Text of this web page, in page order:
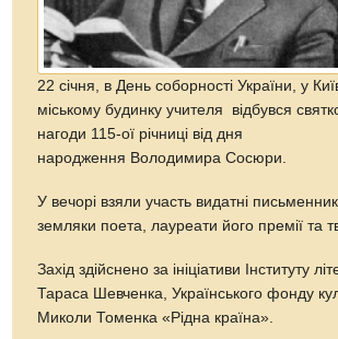
22 січня, в День соборності України, у
міському будинку учителя відбувся
нагоди 115-ої річниці від дня
народження Володимира Сосюри.
У вечорі взяли участь видатні
земляки поета, лауреати його премії та
Захід здійснено за ініціативи Інституту
Тараса Шевченка, Українського фонду
Миколи Томенка «Рідна країна».